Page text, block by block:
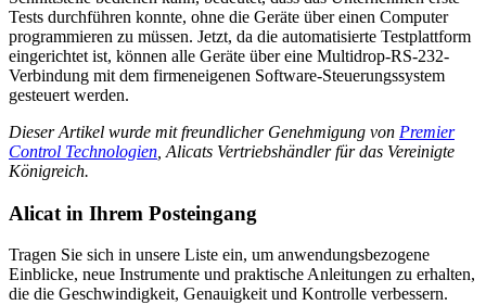
Tests durchführen konnte, ohne die Geräte über einen Computer
programmieren zu müssen. Jetzt, da die automatisierte Testplattform
eingerichtet ist, können alle Geräte über eine Multidrop-RS-232-
Verbindung mit dem firmeneigenen Software-Steuerungssystem
gesteuert werden.
Dieser Artikel wurde mit freundlicher Genehmigung von Premier
Control Technologien , Alicats Vertriebshändler für das Vereinigte
Königreich.
Alicat in Ihrem Posteingang
Tragen Sie sich in unsere Liste ein, um anwendungsbezogene
Einblicke, neue Instrumente und praktische Anleitungen zu erhalten,
die die Geschwindigkeit, Genauigkeit und Kontrolle verbessern.